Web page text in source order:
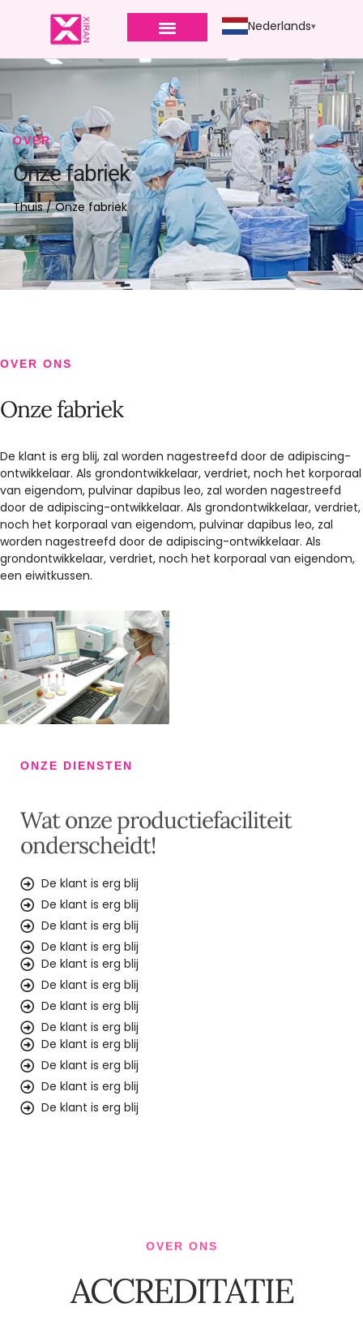
Nederlands
OVER
Onze fabriek
Thuis/ Onze fabriek
OVER ONS
Onze fabriek
De klant is erg blij, zal worden nagestreefd door de adipiscing-
ontwikkelaar. Als grondontwikkelaar, verdriet, noch het korporaal
van eigendom, pulvinar dapibus leo, zal worden nagestreefd
door de adipiscing-ontwikkelaar. Als grondontwikkelaar, verdriet,
noch het korporaal van eigendom, pulvinar dapibus leo, zal
worden nagestreefd door de adipiscing-ontwikkelaar. Als
grondontwikkelaar, verdriet, noch het korporaal van eigendom,
een eiwitkussen.
ONZE DIENSTEN
Wat onze productiefaciliteit
onderscheidt!
De klant is erg blij
De klant is erg blij
De klant is erg blij
De klant is erg blij
De klant is erg blij
De klant is erg blij
De klant is erg blij
De klant is erg blij
De klant is erg blij
De klant is erg blij
De klant is erg blij
De klant is erg blij
OVER ONS
ACCREDITATIE